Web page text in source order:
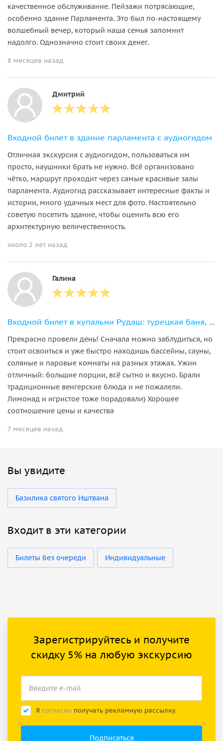
качественное обслуживание. Пейзажи потрясающие,
особенно здание Парламента. Это был по-настоящему
волшебный вечер, который наша семья запомнит
надолго. Однозначно стоит своих денег.
8 месяцев назад
Дмитрий
Входной билет в здание парламента с аудиогидом
Отличная экскурсия с аудиогидом, пользоваться им
просто, наушники брать не нужно. Всё организовано
чётко, маршрут проходит через самые красивые залы
парламента. Аудиогид рассказывает интересные факты и
истории, много удачных мест для фото. Настоятельно
советую посетить здание, чтобы оценить всю его
архитектурную величественность.
около 2 лет назад
Галина
Входной билет в купальни Рудаш: турецкая баня, спа и обед с видом на Дунай
Прекрасно провели день! Сначала можно заблудиться, но
стоит освоиться и уже быстро находишь бассейны, сауны,
соляные и паровые комнаты на разных этажах. Ужин
отличный: большие порции, всё сытно и вкусно. Брали
традиционные венгерские блюда и не пожалели.
Лимонад и игристое тоже порадовали) Хорошее
соотношение цены и качества
7 месяцев назад
Вы увидите
Базилика святого Иштвана
Входит в эти категории
Билеты без очереди Индивидуальные
Зарегистрируйтесь и получите
скидку 5% на любую экскурсию
Я согласен получать рекламную рассылку.